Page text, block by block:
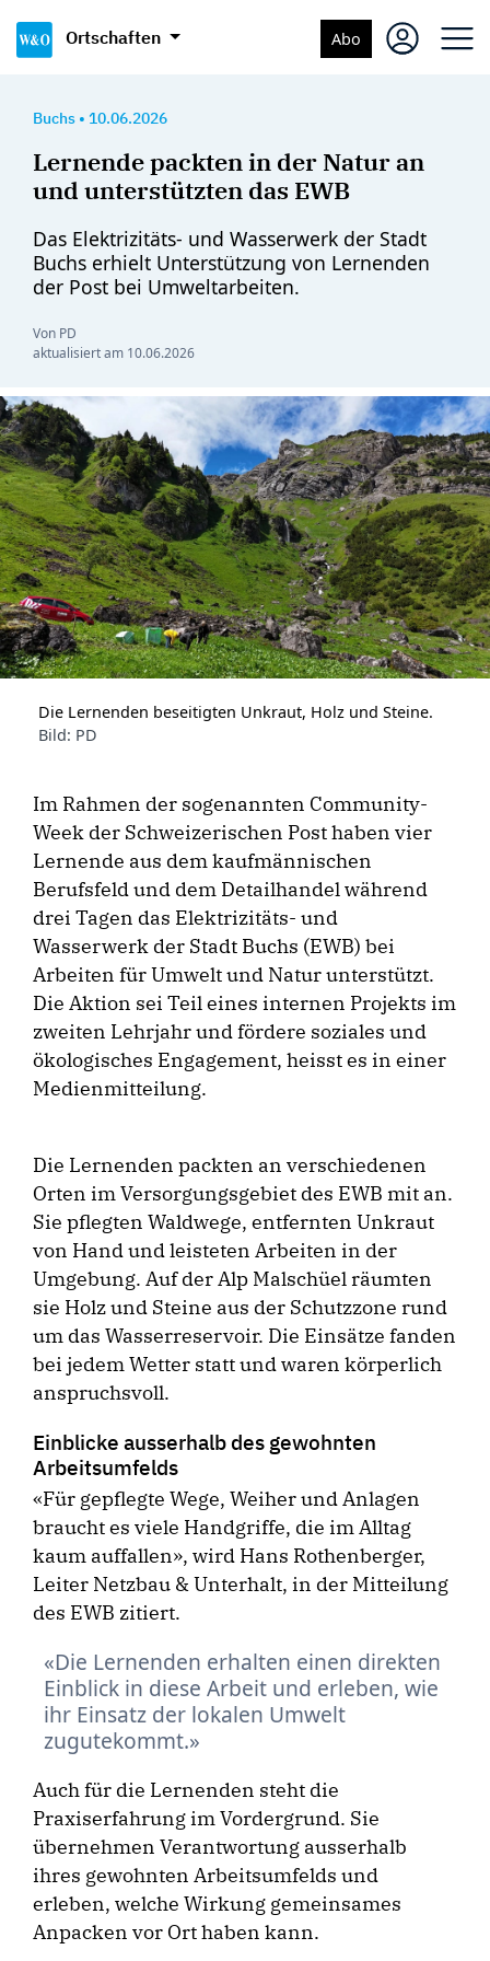
Ortschaften Abo
Buchs • 10.06.2026
Lernende packten in der Natur an
und unterstützten das EWB
Das Elektrizitäts- und Wasserwerk der Stadt
Buchs erhielt Unterstützung von Lernenden
der Post bei Umweltarbeiten.
Von PD
aktualisiert am 10.06.2026
Die Lernenden beseitigten Unkraut, Holz und Steine.
Bild: PD
Im Rahmen der sogenannten Community-
Week der Schweizerischen Post haben vier
Lernende aus dem kaufmännischen
Berufsfeld und dem Detailhandel während
drei Tagen das Elektrizitäts- und
Wasserwerk der Stadt Buchs (EWB) bei
Arbeiten für Umwelt und Natur unterstützt.
Die Aktion sei Teil eines internen Projekts im
zweiten Lehrjahr und fördere soziales und
ökologisches Engagement, heisst es in einer
Medienmitteilung.
Die Lernenden packten an verschiedenen
Orten im Versorgungsgebiet des EWB mit an.
Sie pflegten Waldwege, entfernten Unkraut
von Hand und leisteten Arbeiten in der
Umgebung. Auf der Alp Malschüel räumten
sie Holz und Steine aus der Schutzzone rund
um das Wasserreservoir. Die Einsätze fanden
bei jedem Wetter statt und waren körperlich
anspruchsvoll.
Einblicke ausserhalb des gewohnten
Arbeitsumfelds
«Für gepflegte Wege, Weiher und Anlagen
braucht es viele Handgriffe, die im Alltag
kaum auffallen», wird Hans Rothenberger,
Leiter Netzbau & Unterhalt, in der Mitteilung
des EWB zitiert.
Die Lernenden erhalten einen direkten
Einblick in diese Arbeit und erleben, wie
ihr Einsatz der lokalen Umwelt
zugutekommt.
Auch für die Lernenden steht die
Praxiserfahrung im Vordergrund. Sie
übernehmen Verantwortung ausserhalb
ihres gewohnten Arbeitsumfelds und
erleben, welche Wirkung gemeinsames
Anpacken vor Ort haben kann.